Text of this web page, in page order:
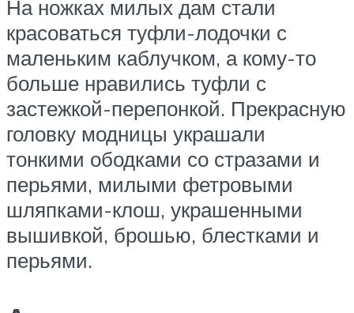
На ножках милых дам стали
красоваться туфли-лодочки с
маленьким каблучком, а кому-то
больше нравились туфли с
застежкой-перепонкой. Прекрасную
головку модницы украшали
тонкими ободками со стразами и
перьями, милыми фетровыми
шляпками-клош, украшенными
вышивкой, брошью, блестками и
перьями.